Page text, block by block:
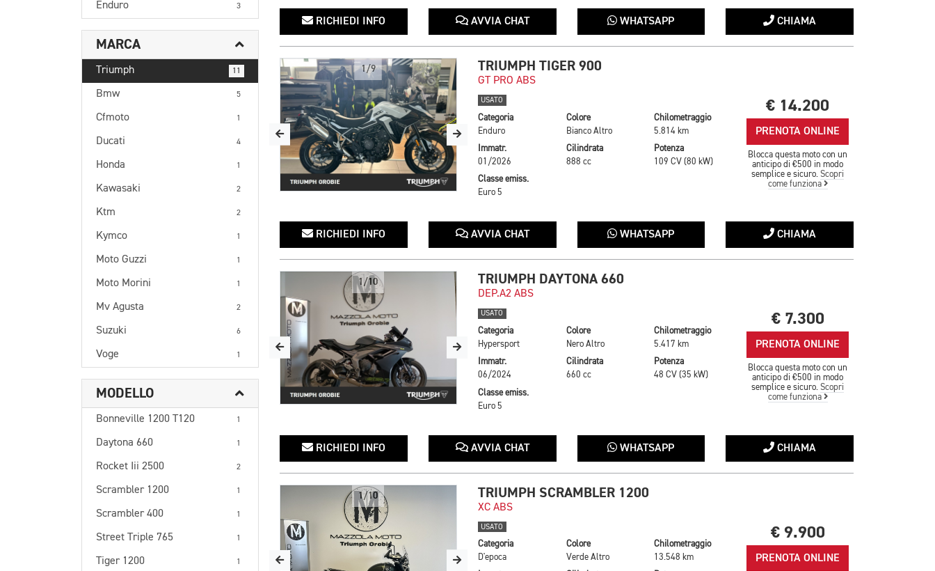
Enduro 3
MARCA
Triumph 11
Bmw 5
Cfmoto 1
Ducati 4
Honda 1
Kawasaki 2
Ktm 2
Kymco 1
Moto Guzzi 1
Moto Morini 1
Mv Agusta 2
Suzuki 6
Voge 1
MODELLO
Bonneville 1200 T120 1
Daytona 660 1
Rocket Iii 2500 2
Scrambler 1200 1
Scrambler 400 1
Street Triple 765 1
Tiger 1200 1
RICHIEDI INFO AVVIA CHAT WHATSAPP CHIAMA
1/9 TRIUMPH TIGER 900
GT PRO ABS
USATO
Categoria
Enduro
Colore
Bianco Altro
Chilometraggio
5.814 km
Immatr.
01/2026
Cilindrata
888 cc
Potenza
109 CV (80 kW)
Classe emiss.
Euro 5
€ 14.200
PRENOTA ONLINE
Blocca questa moto con un
anticipo di €500 in modo
semplice e sicuro.Scopri
come funziona
RICHIEDI INFO AVVIA CHAT WHATSAPP CHIAMA
1/10 TRIUMPH DAYTONA 660
DEP.A2 ABS
USATO
Categoria
Hypersport
Colore
Nero Altro
Chilometraggio
5.417 km
Immatr.
06/2024
Cilindrata
660 cc
Potenza
48 CV (35 kW)
Classe emiss.
Euro 5
€ 7.300
PRENOTA ONLINE
Blocca questa moto con un
anticipo di €500 in modo
semplice e sicuro.Scopri
come funziona
RICHIEDI INFO AVVIA CHAT WHATSAPP CHIAMA
1/10 TRIUMPH SCRAMBLER 1200
XC ABS
USATO
Categoria
D'epoca
Colore
Verde Altro
Chilometraggio
13.548 km
€ 9.900
PRENOTA ONLINE